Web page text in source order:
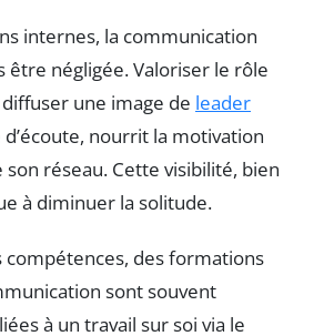
internes, la communication
être négligée. Valoriser le rôle
une image de leader
d’écoute, nourrit la motivation
réseau. Cette visibilité, bien
à diminuer la solitude.
compétences, des formations
sont souvent
à un travail sur soi via le